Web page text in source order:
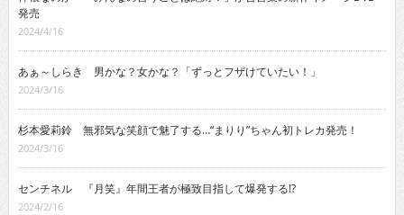
発売
2024/4/16
あぁ～しらき 男かな？女かな？「ずっとフザけていたい！」
2024/3/16
杉本愛莉鈴 無邪気な笑顔で魅了する…“まりり”ちゃん初トレカ発売！
2024/3/16
センチネル 『月笑』年間王者が極致目指して爆発する!?
2024/2/16